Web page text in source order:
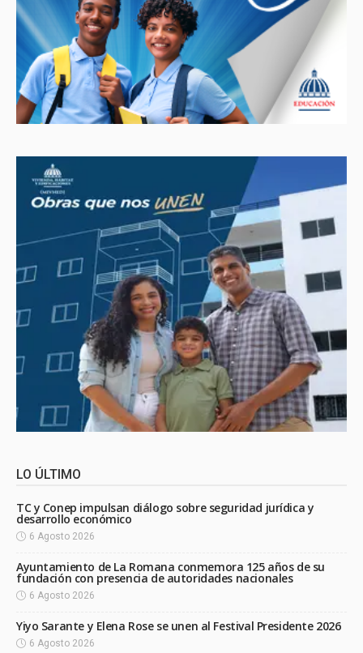
LO ÚLTIMO
TC y Conep impulsan diálogo sobre seguridad jurídica y
desarrollo económico
6 Agosto 2026
Ayuntamiento de La Romana conmemora 125 años de su
fundación con presencia de autoridades nacionales
6 Agosto 2026
Yiyo Sarante y Elena Rose se unen al Festival Presidente 2026
6 Agosto 2026